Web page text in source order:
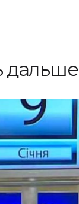
дальше